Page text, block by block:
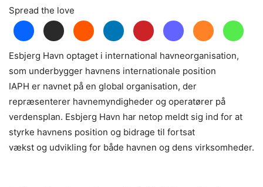
Spread the love
Esbjerg Havn optaget i international havneorganisation,
som underbygger havnens internationale position
IAPH er navnet på en global organisation, der
repræsenterer havnemyndigheder og operatører på
verdensplan. Esbjerg Havn har netop meldt sig ind for at
styrke havnens position og bidrage til fortsat
vækst og udvikling for både havnen og dens virksomheder.